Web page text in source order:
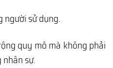
người sử dụng.
quy mô mà không phải
sự.